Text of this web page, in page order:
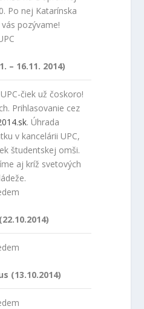
Po nej Katarínska
pozývame!
– 16.11. 2014)
čiek už čoskoro!
Prihlasovanie cez
. Úhrada
v kancelárii UPC,
študentskej omši.
aj kríž svetových
(13.10.2014)